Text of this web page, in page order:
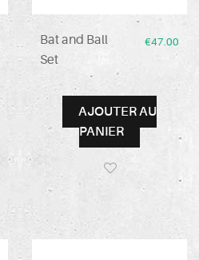
Bat and Ball
Set
€47.00
AJOUTER AU
PANIER